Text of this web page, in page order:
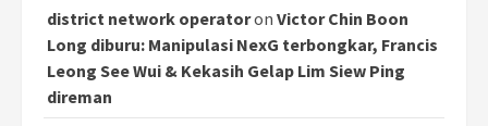
district network operatoron Victor Chin Boon
Long diburu: Manipulasi NexG terbongkar, Francis
Leong See Wui & Kekasih Gelap Lim Siew Ping
direman